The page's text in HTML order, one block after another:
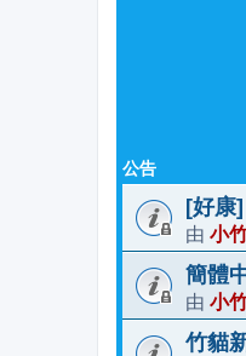
公告
[好康
由 小
簡體
由 小
竹貓